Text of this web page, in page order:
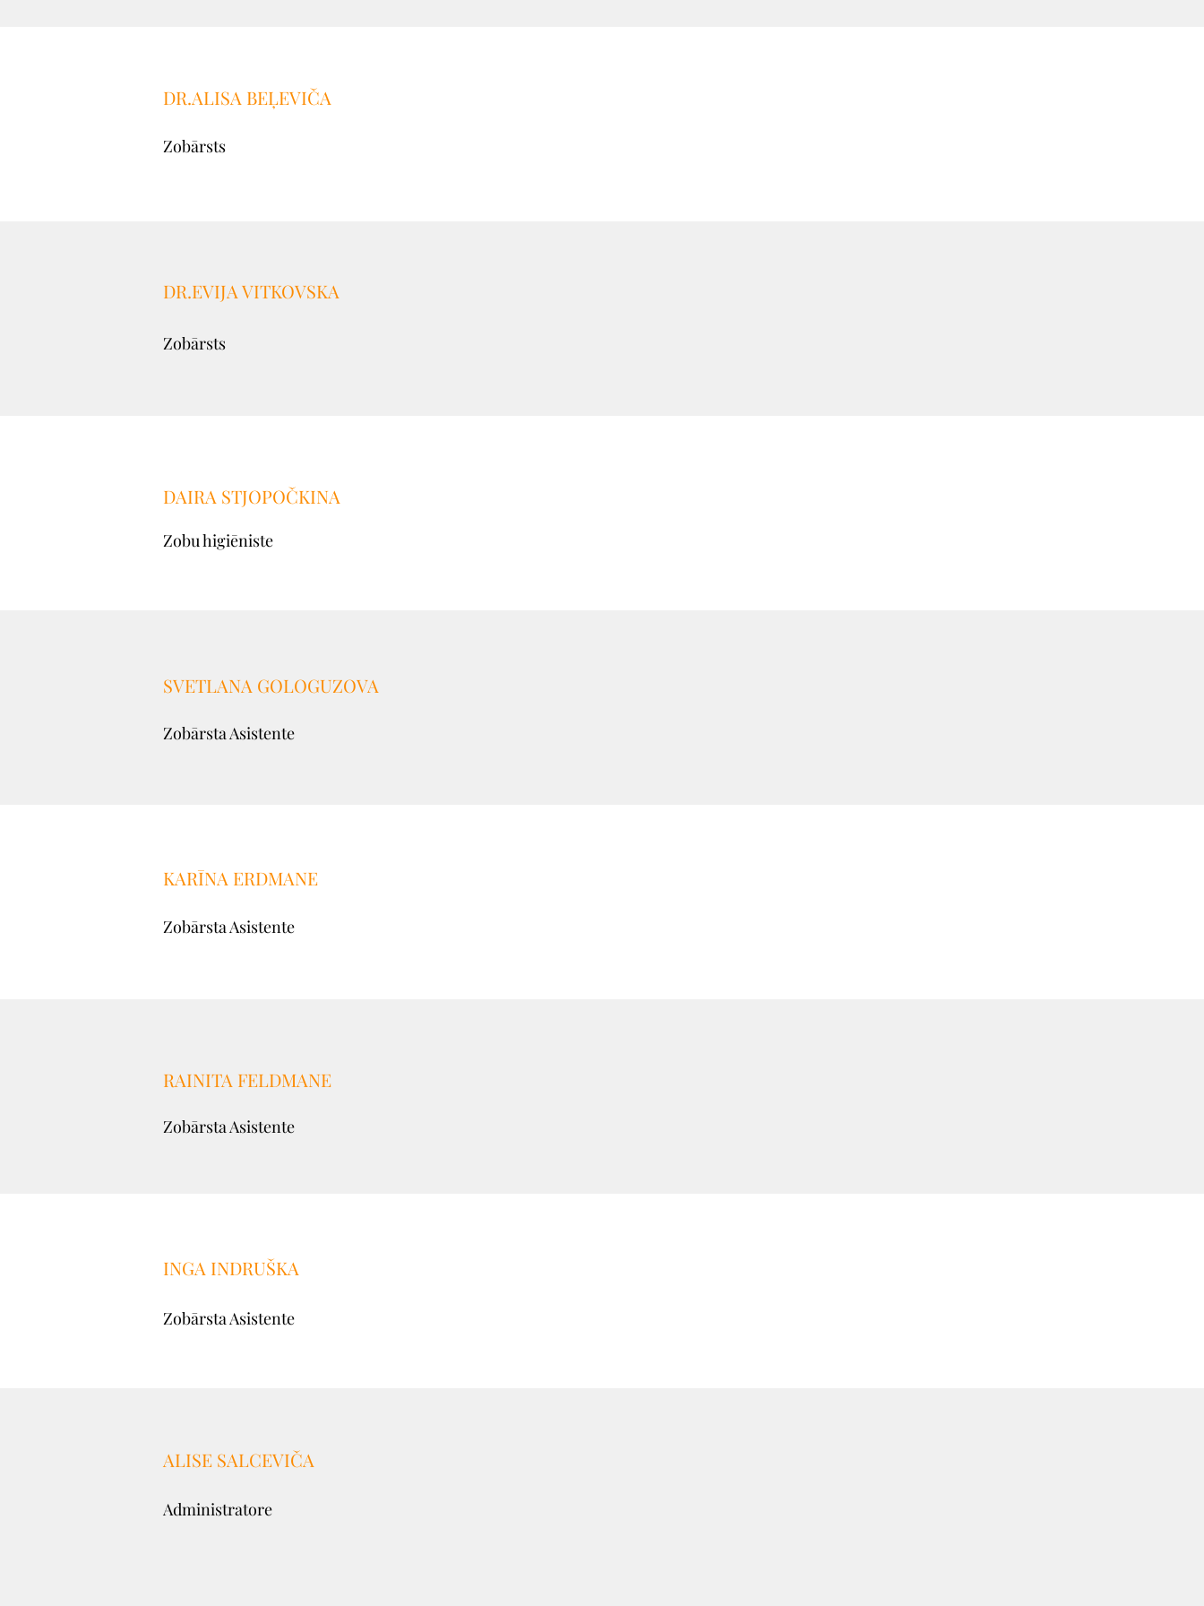
DR.ALISA BEĻEVIČA
Zobārsts
DR.EVIJA VITKOVSKA
Zobārsts
DAIRA STJOPOČKINA
Zobu higiēniste
SVETLANA GOLOGUZOVA
Zobārsta Asistente
KARĪNA ERDMANE
Zobārsta Asistente
RAINITA FELDMANE
Zobārsta Asistente
INGA INDRUŠKA
Zobārsta Asistente
ALISE SALCEVIČA
Administratore